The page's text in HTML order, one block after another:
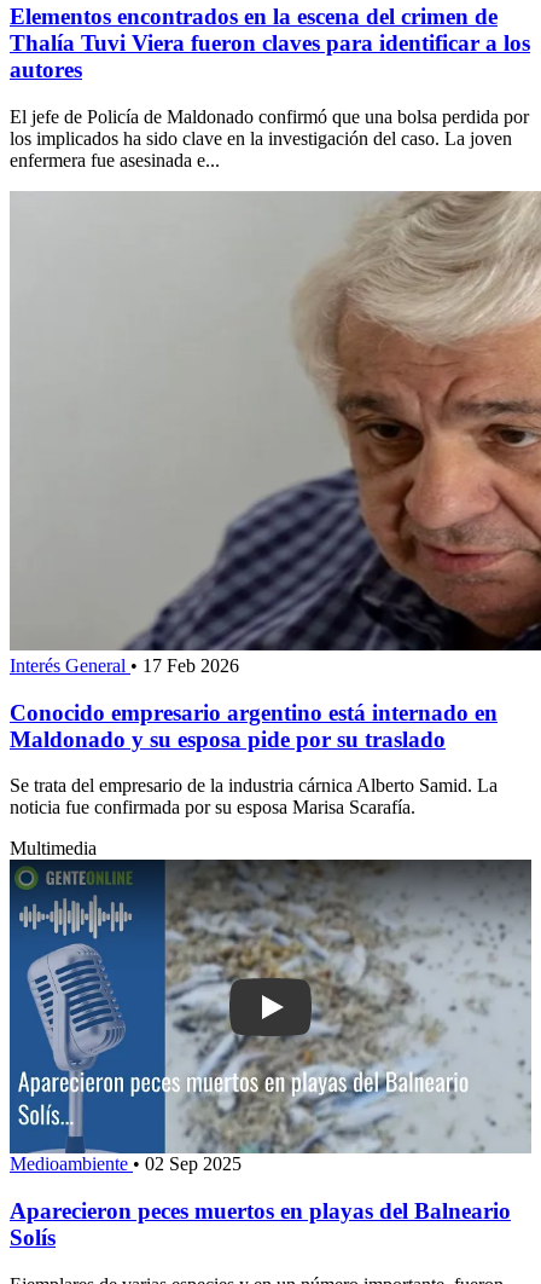
Elementos encontrados en la escena del crimen de
Thalía Tuvi Viera fueron claves para identificar a los
autores
El jefe de Policía de Maldonado confirmó que una bolsa perdida por
los implicados ha sido clave en la investigación del caso. La joven
enfermera fue asesinada e...
Interés General • 17 Feb 2026
Conocido empresario argentino está internado en
Maldonado y su esposa pide por su traslado
Se trata del empresario de la industria cárnica Alberto Samid. La
noticia fue confirmada por su esposa Marisa Scarafía.
Multimedia
Play: Aparecieron peces muertos en
Medioambiente • 02 Sep 2025
Aparecieron peces muertos en playas del Balneario
Solís